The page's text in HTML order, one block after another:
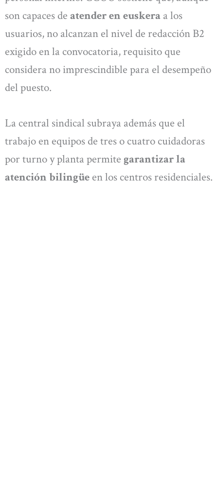
son capaces de atender en euskera a los
usuarios, no alcanzan el nivel de redacción B2
exigido en la convocatoria, requisito que
considera no imprescindible para el desempeño
del puesto.
La central sindical subraya además que el
trabajo en equipos de tres o cuatro cuidadoras
por turno y planta permite garantizar la
atención bilingüe en los centros residenciales.